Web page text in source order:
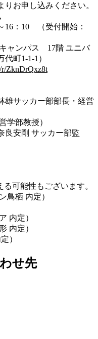
お申し込みください。
16：10 （受付開始：
キャンパス 17階 ユニバ
代町1-1-1）
r/ZknDrQxz8t
サッカー部部長・経営
学部教授）
良安剛 サッカー部監
可能性もございます。
鳥栖 内定）
内定）
内定）
）
せ先